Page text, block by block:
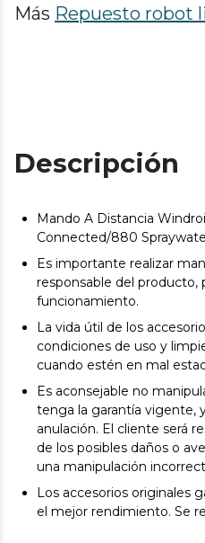
Más Repuesto robot
Descripción
Mando A Distancia
Connected/880
Es importante realizar
responsable del producto,
funcionamiento.
La vida útil de los
condiciones de uso y
cuando estén en mal
Es aconsejable no
tenga la garantía vigente,
anulación. El cliente será
de los posibles daños o
una manipulación
Los accesorios originales
el mejor rendimiento. Se